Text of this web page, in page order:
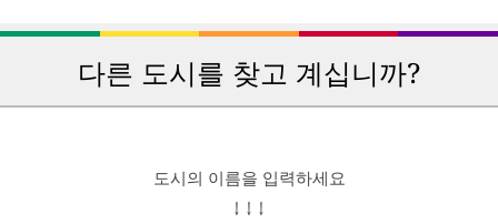
다른 도시를 찾고 계십니까?
도시의 이름을 입력하세요
↓ ↓ ↓